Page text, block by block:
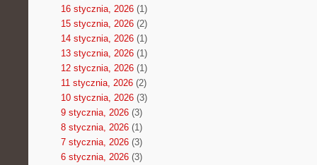
16 stycznia, 2026(1)
15 stycznia, 2026(2)
14 stycznia, 2026(1)
13 stycznia, 2026(1)
12 stycznia, 2026(1)
11 stycznia, 2026(2)
10 stycznia, 2026(3)
9 stycznia, 2026(3)
8 stycznia, 2026(1)
7 stycznia, 2026(3)
6 stycznia, 2026(3)